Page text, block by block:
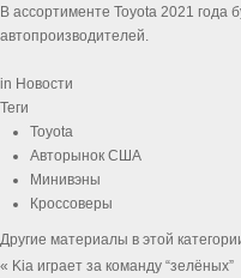
В ассортименте Toyota 2021 года
автопроизводителей.
in Новости
Теги
Toyota
Авторынок США
Минивэны
Кроссоверы
Другие материалы в этой
« Kia играет за команду “зелёных”